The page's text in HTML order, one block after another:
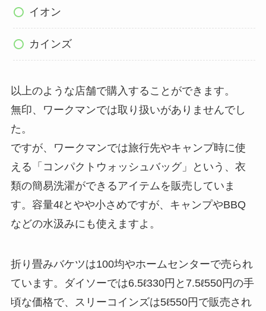
イオン
カインズ
以上のような店舗で購入することができます。
無印、ワークマンでは取り扱いがありませんでし
た。
ですが、ワークマンでは旅行先やキャンプ時に使
える「コンパクトウォッシュバッグ」という、衣
類の簡易洗濯ができるアイテムを販売していま
す。容量4ℓとやや小さめですが、キャンプやBBQ
などの水汲みにも使えますよ。
折り畳みバケツは100均やホームセンターで売られ
ています。ダイソーでは6.5ℓ330円と7.5ℓ550円の手
頃な価格で、スリーコインズは5ℓ550円で販売され